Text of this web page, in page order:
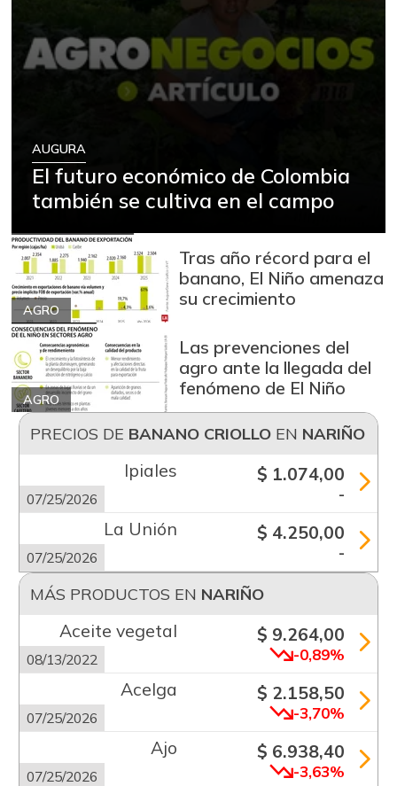
AUGURA
El futuro económico de Colombia
también se cultiva en el campo
AGRO
Tras año récord para el
banano, El Niño amenaza
su crecimiento
AGRO
Las prevenciones del
agro ante la llegada del
fenómeno de El Niño
PRECIOS DE BANANO CRIOLLOEN NARIÑO
Ipiales
07/25/2026
$ 1.074,00
-
La Unión
07/25/2026
$ 4.250,00
-
MÁS PRODUCTOS EN NARIÑO
Aceite vegetal
08/13/2022
$ 9.264,00
-0,89%
Acelga
07/25/2026
$ 2.158,50
-3,70%
Ajo
07/25/2026
$ 6.938,40
-3,63%